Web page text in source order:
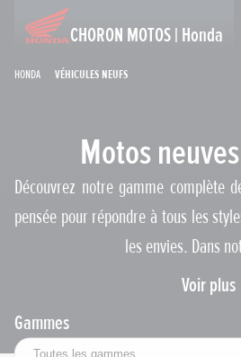
CHORON MOTOS | Honda
Honda Véhicules neufs
Motos
Découvrez notre gamme complète
pensée pour répondre à tous les
les envies. Dans
Voir plus
Gammes
Permis requis